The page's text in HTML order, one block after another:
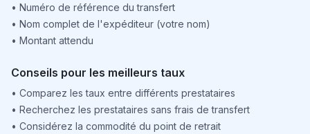
• Numéro de référence du transfert
• Nom complet de l'expéditeur (votre nom)
• Montant attendu
Conseils pour les meilleurs taux
• Comparez les taux entre différents prestataires
• Recherchez les prestataires sans frais de transfert
• Considérez la commodité du point de retrait